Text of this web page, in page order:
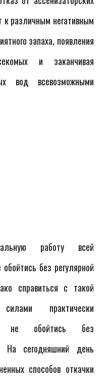
к различным негативным
запаха, появления
и заканчивая
вод всевозможными
работу всей
без регулярной
справиться с такой
практически
не обойтись без
На сегодняшний день
способов откачки